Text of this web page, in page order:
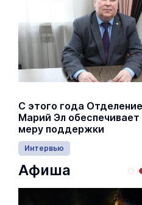
С этого года
Марий Эл
меру поддержки
Интервью
Афиша
Перед началом учебного
Йошкар-Оле обновляют